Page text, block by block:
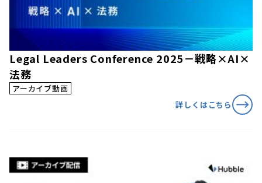
Legal Leaders Conference 2025－戦略×AI×
法務
アーカイブ動画
詳しくはこちら